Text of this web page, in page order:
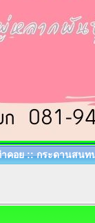
อย :: กระดานสนท